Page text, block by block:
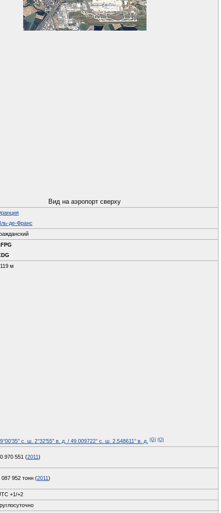
Вид на аэропорт сверху
де-Франс
м
с. ш. 2°32′55″ в. д. / 49.009722° с. ш. 2.548611° в. д. (G) (O)
970 551 (2011)
087 952 тонн (2011)
+1/+2